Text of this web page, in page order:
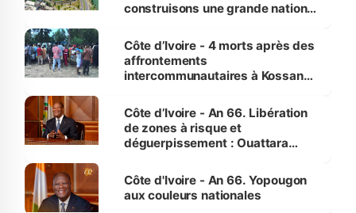
construisons une grande nation
générations futures »
Côte d’Ivoire - 4 morts après des
affrontements
intercommunautaires à Kossandji
milieu des sinistrés
Côte d’Ivoire - An 66. Libération
de zones à risque et
déguerpissement : Ouattara
l'Etat de droit pour préserver les
vies humaines »
Côte d'Ivoire - An 66. Yopougon
aux couleurs nationales